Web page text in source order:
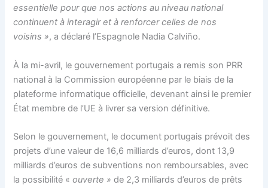
essentielle pour que nos actions au niveau national
continuent à interagir et à renforcer celles de nos
voisins », a déclaré l’Espagnole Nadia Calviño.
À la mi-avril, le gouvernement portugais a remis son PRR
national à la Commission européenne par le biais de la
plateforme informatique officielle, devenant ainsi le premier
État membre de l’UE à livrer sa version définitive.
Selon le gouvernement, le document portugais prévoit des
projets d’une valeur de 16,6 milliards d’euros, dont 13,9
milliards d’euros de subventions non remboursables, avec
la possibilité «ouverte » de 2,3 milliards d’euros de prêts